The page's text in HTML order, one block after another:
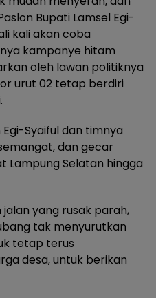
Bupati Lamsel Egi-
kali akan coba
kampanye hitam
oleh lawan politiknya
urut 02 tetap berdiri
Syaiful dan timnya
dan gecar
Lampung Selatan hingga
yang rusak parah,
tak menyurutkan
tetap terus
desa, untuk berikan